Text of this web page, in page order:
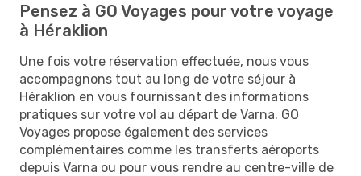
Pensez à GO Voyages pour votre voyage
à Héraklion
Une fois votre réservation effectuée, nous vous
accompagnons tout au long de votre séjour à
Héraklion en vous fournissant des informations
pratiques sur votre vol au départ de Varna. GO
Voyages propose également des services
complémentaires comme les transferts aéroports
depuis Varna ou pour vous rendre au centre-ville de